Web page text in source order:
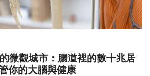
微觀城市：腸道裡的數十兆居
你的大腦與健康